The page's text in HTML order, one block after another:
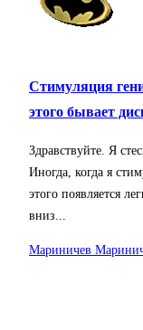
Стимуляция
этого бывает
Здравствуйте. Я
Иногда, когда я
этого появляется
вниз...
Мариничев